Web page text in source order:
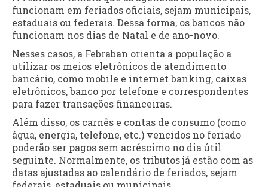
funcionam em feriados oficiais, sejam municipais,
estaduais ou federais. Dessa forma, os bancos não
funcionam nos dias de Natal e de ano-novo.
Nesses casos, a Febraban orienta a população a
utilizar os meios eletrônicos de atendimento
bancário, como mobile e internet banking, caixas
eletrônicos, banco por telefone e correspondentes
para fazer transações financeiras.
Além disso, os carnês e contas de consumo (como
água, energia, telefone, etc.) vencidos no feriado
poderão ser pagos sem acréscimo no dia útil
seguinte. Normalmente, os tributos já estão com as
datas ajustadas ao calendário de feriados, sejam